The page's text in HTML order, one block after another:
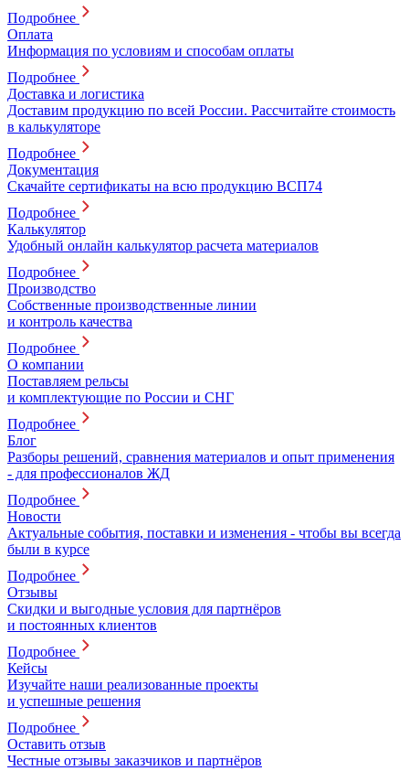
Подробнее
Оплата
Информация по условиям и способам оплаты
Подробнее
Доставка и логистика
Доставим продукцию по всей России. Рассчитайте стоимость
в калькуляторе
Подробнее
Документация
Скачайте сертификаты на всю продукцию ВСП74
Подробнее
Калькулятор
Удобный онлайн калькулятор расчета материалов
Подробнее
Производство
Собственные производственные линии
и контроль качества
Подробнее
О компании
Поставляем рельсы
и комплектующие по России и СНГ
Подробнее
Блог
Разборы решений, сравнения материалов и опыт применения
- для профессионалов ЖД
Подробнее
Новости
Актуальные события, поставки и изменения - чтобы вы всегда
были в курсе
Подробнее
Отзывы
Скидки и выгодные условия для партнёров
и постоянных клиентов
Подробнее
Кейсы
Изучайте наши реализованные проекты
и успешные решения
Подробнее
Оставить отзыв
Честные отзывы заказчиков и партнёров